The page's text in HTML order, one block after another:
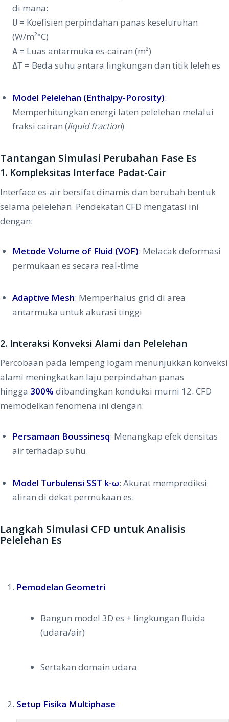
di mana:
U = Koefisien perpindahan panas keseluruhan
(W/m²°C)
A = Luas antarmuka es-cairan (m²)
ΔT = Beda suhu antara lingkungan dan titik leleh es
Model Pelelehan (Enthalpy-Porosity):
Memperhitungkan energi laten pelelehan melalui
fraksi cairan (liquid fraction)
Tantangan Simulasi Perubahan Fase Es
1. Kompleksitas Interface Padat-Cair
Interface es-air bersifat dinamis dan berubah bentuk
selama pelelehan. Pendekatan CFD mengatasi ini
dengan:
Metode Volume of Fluid (VOF): Melacak deformasi
permukaan es secara real-time
Adaptive Mesh: Memperhalus grid di area
antarmuka untuk akurasi tinggi
2. Interaksi Konveksi Alami dan Pelelehan
Percobaan pada lempeng logam menunjukkan konveksi
alami meningkatkan laju perpindahan panas
hingga 300% dibandingkan konduksi murni 12. CFD
memodelkan fenomena ini dengan:
Persamaan Boussinesq: Menangkap efek densitas
air terhadap suhu.
Model Turbulensi SST k-ω: Akurat memprediksi
aliran di dekat permukaan es.
Langkah Simulasi CFD untuk Analisis
Pelelehan Es
Pemodelan Geometri
Bangun model 3D es + lingkungan fluida
(udara/air)
Sertakan domain udara
Setup Fisika Multiphase